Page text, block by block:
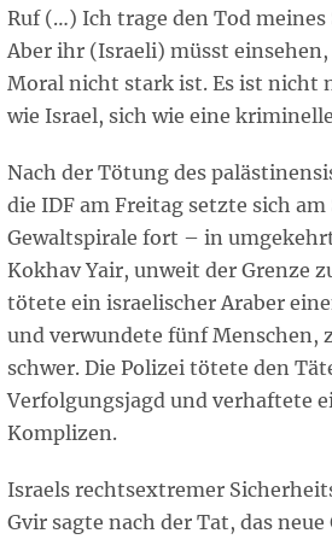
Ruf (…) Ich trage den Tod meines
Aber ihr (Israeli) müsst einsehen,
Moral nicht stark ist. Es ist nicht
wie Israel, sich wie eine
Nach der Tötung des
die IDF am Freitag setzte sich
Gewaltspirale fort – in
Kokhav Yair, unweit der Grenze
tötete ein israelischer Araber
und verwundete fünf Menschen,
schwer. Die Polizei tötete den
Verfolgungsjagd und verhaftete
Komplizen.
Israels rechtsextremer
Gvir sagte nach der Tat, das neue